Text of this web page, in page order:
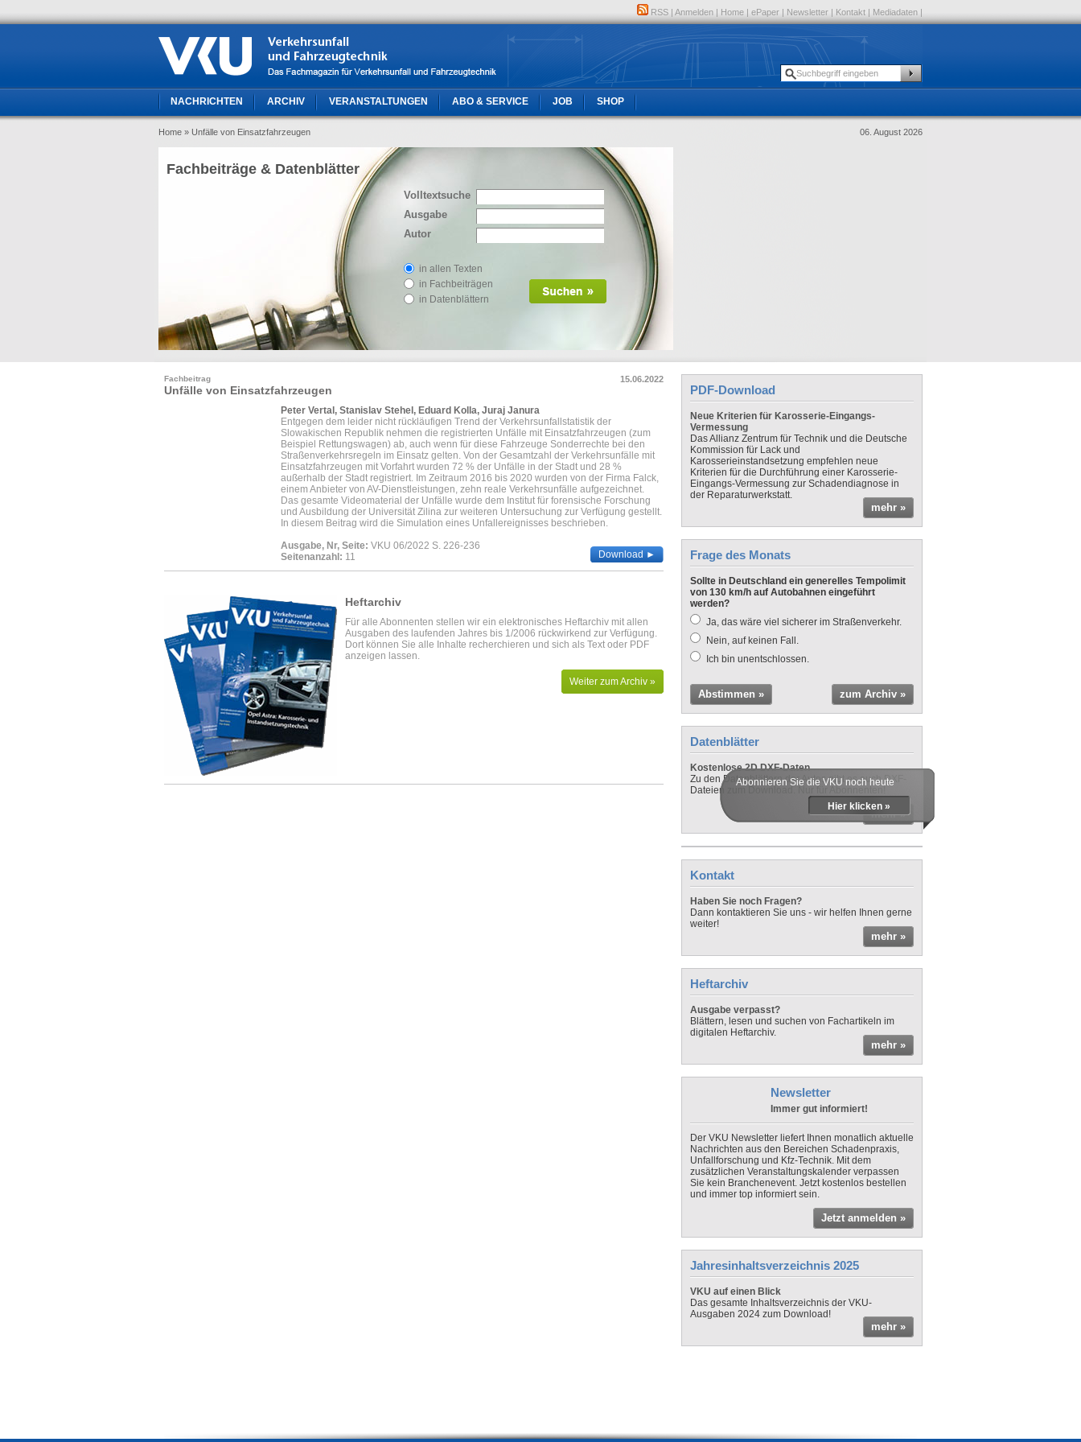
RSS | Anmelden | Home | ePaper | Newsletter | Kontakt | Mediadaten |
NACHRICHTEN ARCHIV VERANSTALTUNGEN ABO & SERVICE JOB SHOP
Home » Unfälle von Einsatzfahrzeugen 06. August 2026
Volltextsuche
Ausgabe
Autor
in allen Texten
in Fachbeiträgen
in Datenblättern
Fachbeiträge & Datenblätter
15.06.2022
Fachbeitrag
Unfälle von Einsatzfahrzeugen
Peter Vertal, Stanislav Stehel, Eduard Kolla, Juraj Janura
Entgegen dem leider nicht rückläufigen Trend der Verkehrsunfallstatistik der
Slowakischen Republik nehmen die registrierten Unfälle mit Einsatzfahrzeugen (zum
Beispiel Rettungswagen) ab, auch wenn für diese Fahrzeuge Sonderrechte bei den
Straßenverkehrsregeln im Einsatz gelten. Von der Gesamtzahl der Verkehrsunfälle mit
Einsatzfahrzeugen mit Vorfahrt wurden 72 % der Unfälle in der Stadt und 28 %
außerhalb der Stadt registriert. Im Zeitraum 2016 bis 2020 wurden von der Firma Falck,
einem Anbieter von AV-Dienstleistungen, zehn reale Verkehrsunfälle aufgezeichnet.
Das gesamte Videomaterial der Unfälle wurde dem Institut für forensische Forschung
und Ausbildung der Universität Zilina zur weiteren Untersuchung zur Verfügung gestellt.
In diesem Beitrag wird die Simulation eines Unfallereignisses beschrieben.
Ausgabe, Nr, Seite: VKU 06/2022 S. 226-236
Seitenanzahl: 11 Download ►
Heftarchiv
Für alle Abonnenten stellen wir ein elektronisches Heftarchiv mit allen
Ausgaben des laufenden Jahres bis 1/2006 rückwirkend zur Verfügung.
Dort können Sie alle Inhalte recherchieren und sich als Text oder PDF
anzeigen lassen.
Weiter zum Archiv »
PDF-Download
Neue Kriterien für Karosserie-Eingangs-
Vermessung
Das Allianz Zentrum für Technik und die Deutsche
Kommission für Lack und
Karosserieinstandsetzung empfehlen neue
Kriterien für die Durchführung einer Karosserie-
Eingangs-Vermessung zur Schadendiagnose in
der Reparaturwerkstatt.
mehr »
Frage des Monats
Sollte in Deutschland ein generelles Tempolimit
von 130 km/h auf Autobahnen eingeführt
werden?
Ja, das wäre viel sicherer im Straßenverkehr.
Nein, auf keinen Fall.
Ich bin unentschlossen.
Abstimmen » zum Archiv »
Datenblätter
Kostenlose 2D DXF-Daten
Zu den Datenblättern der Autos gibt es auch DXF-
Dateien zum Download. Nur für Abonnenten!
mehr »
Abonnieren Sie die VKU noch heute
Hier klicken »
Kontakt
Haben Sie noch Fragen?
Dann kontaktieren Sie uns - wir helfen Ihnen gerne
weiter!
mehr »
Heftarchiv
Ausgabe verpasst?
Blättern, lesen und suchen von Fachartikeln im
digitalen Heftarchiv.
mehr »
Newsletter
Immer gut informiert!
Der VKU Newsletter liefert Ihnen monatlich aktuelle
Nachrichten aus den Bereichen Schadenpraxis,
Unfallforschung und Kfz-Technik. Mit dem
zusätzlichen Veranstaltungskalender verpassen
Sie kein Branchenevent. Jetzt kostenlos bestellen
und immer top informiert sein.
Jetzt anmelden »
Jahresinhaltsverzeichnis 2025
VKU auf einen Blick
Das gesamte Inhaltsverzeichnis der VKU-
Ausgaben 2024 zum Download!
mehr »